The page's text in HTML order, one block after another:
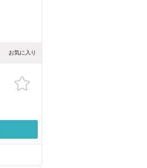
お気に入り